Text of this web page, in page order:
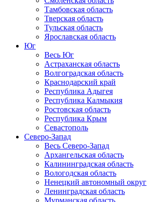
Тамбовская область
Тверская область
Тульская область
Ярославская область
Юг
Весь Юг
Астраханская область
Волгоградская область
Краснодарский край
Республика Адыгея
Республика Калмыкия
Ростовская область
Республика Крым
Севастополь
Северо-Запад
Весь Северо-Запад
Архангельская область
Калининградская область
Вологодская область
Ненецкий автономный округ
Ленинградская область
Мурманская область